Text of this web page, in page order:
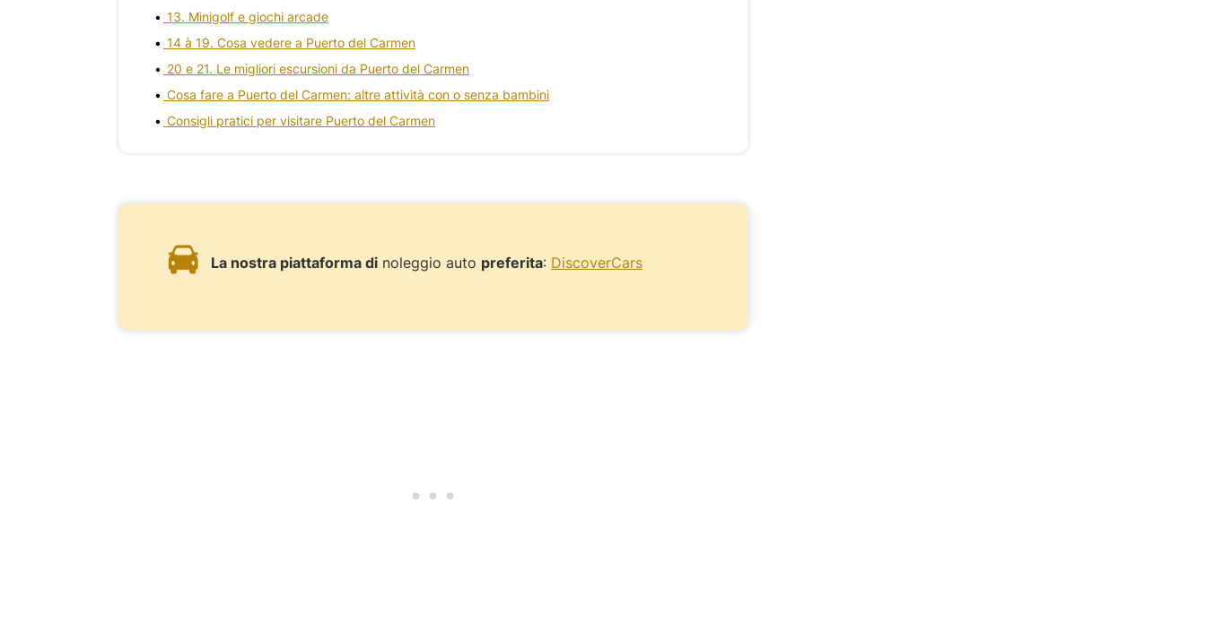
13. Minigolf e giochi arcade
14 à 19. Cosa vedere a Puerto del Carmen
20 e 21. Le migliori escursioni da Puerto del Carmen
Cosa fare a Puerto del Carmen: altre attività con o senza bambini
Consigli pratici per visitare Puerto del Carmen
La nostra piattaforma di noleggio auto preferita: DiscoverCars